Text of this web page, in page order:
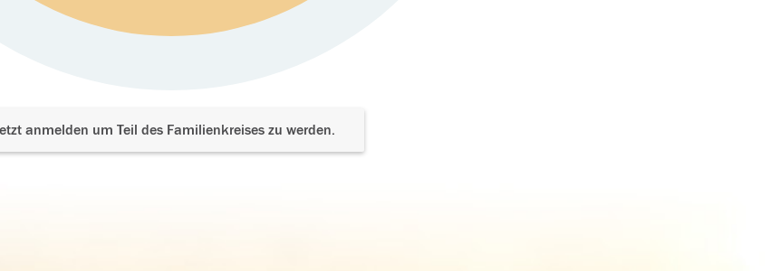
anmelden um Teil des Familienkreises zu werden.